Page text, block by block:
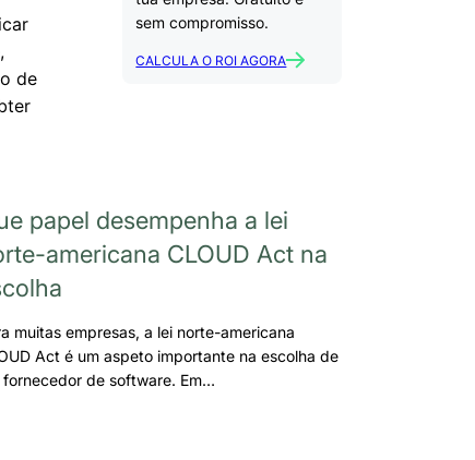
de
sem compromisso.
CALCULA O ROI AGORA
papel desempenha a lei
americana CLOUD Act na
muitas empresas, a lei norte-americana
Act é um aspeto importante na escolha de
fornecedor de software. Em…